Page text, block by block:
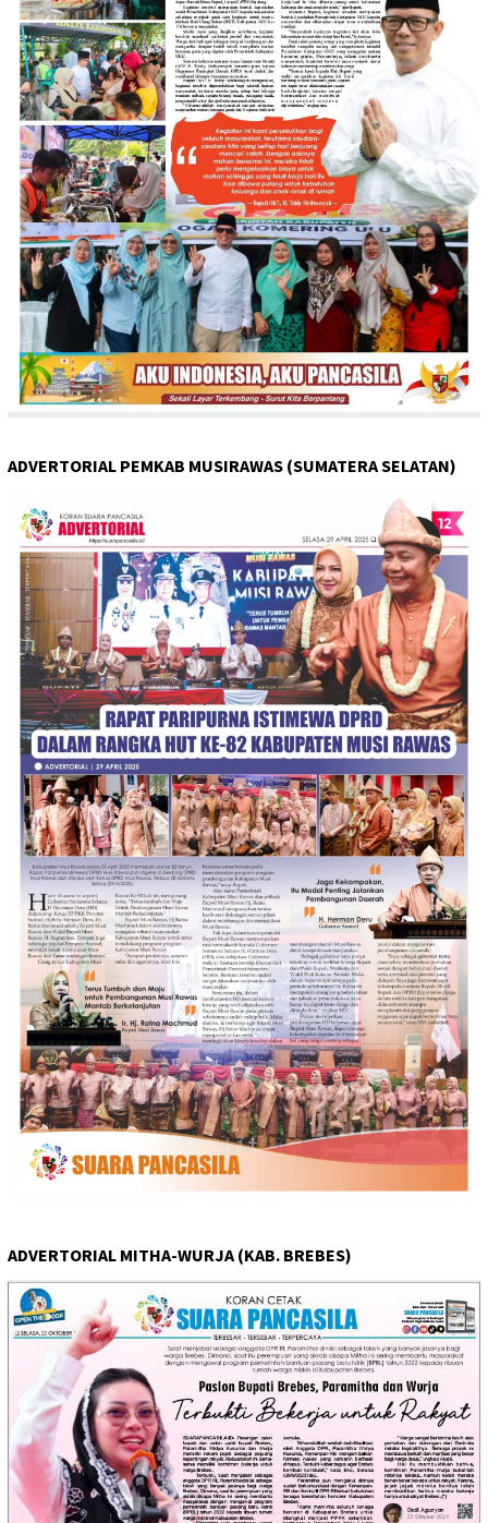
ADVERTORIAL PEMKAB MUSIRAWAS (SUMATERA SELATAN)
ADVERTORIAL MITHA-WURJA (KAB. BREBES)